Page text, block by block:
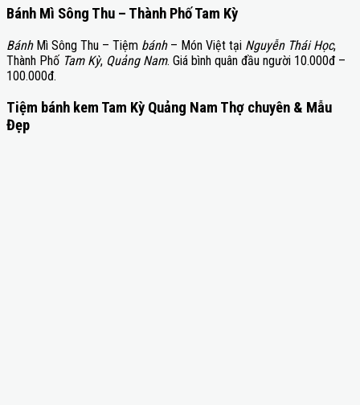
Bánh Mì Sông Thu – Thành Phố Tam Kỳ
BánhMì Sông Thu – Tiệm bánh– Món Việt tại Nguyễn Thái Học,
Thành Phố Tam Kỳ, Quảng Nam. Giá bình quân đầu người 10.000đ –
100.000đ.
Tiệm bánh kem Tam Kỳ Quảng Nam Thợ chuyên & Mẫu
Đẹp